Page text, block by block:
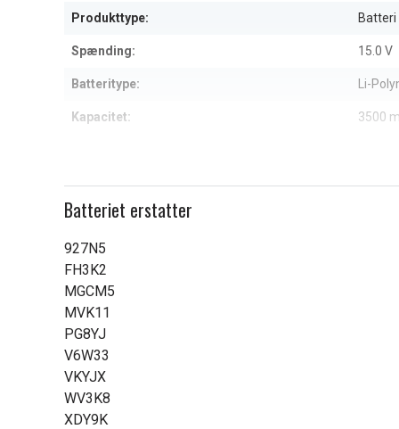
Produkttype: Batteri
Spænding: 15.0 V
Batteritype: Li-
Kapacitet: 3500
Batteriet erstatter
927N5
FH3K2
MGCM5
MVK11
PG8YJ
V6W33
VKYJX
WV3K8
XDY9K